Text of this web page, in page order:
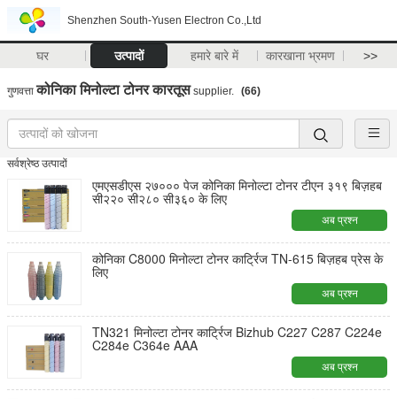
Shenzhen South-Yusen Electron Co.,Ltd
घर उत्पादों हमारे बारे में कारखाना भ्रमण >>
गुणवत्ता कोनिका मिनोल्टा टोनर कारतूसsupplier. (66)
सर्वश्रेष्ठ उत्पादों
एमएसडीएस २७००० पेज कोनिका मिनोल्टा टोनर टीएन ३१९ बिज़हब
सी२२० सी२८० सी३६० के लिए
अब प्रश्न
कोनिका C8000 मिनोल्टा टोनर कार्ट्रिज TN-615 बिज़हब प्रेस के
लिए
अब प्रश्न
TN321 मिनोल्टा टोनर कार्ट्रिज Bizhub C227 C287 C224e
C284e C364e AAA
अब प्रश्न